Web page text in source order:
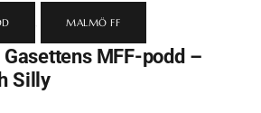
MALMÖ FF
MFF-podd –
Silly